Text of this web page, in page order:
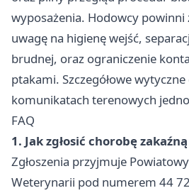
wyposażenia. Hodowcy powinni
uwagę na higienę wejść,
brudnej, oraz ograniczenie
ptakami. Szczegółowe
komunikatach terenowych
FAQ
1. Jak zgłosić chorobę
Zgłoszenia przyjmuje
Weterynarii pod numerem 44